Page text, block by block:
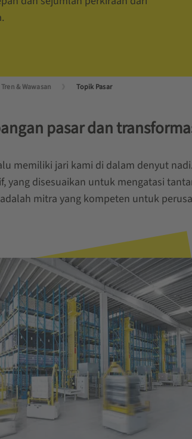
Tren & Wawasan Topik Pasar
pasar dan
memiliki jari kami di dalam denyut
yang disesuaikan untuk mengatasi
mitra yang kompeten untuk